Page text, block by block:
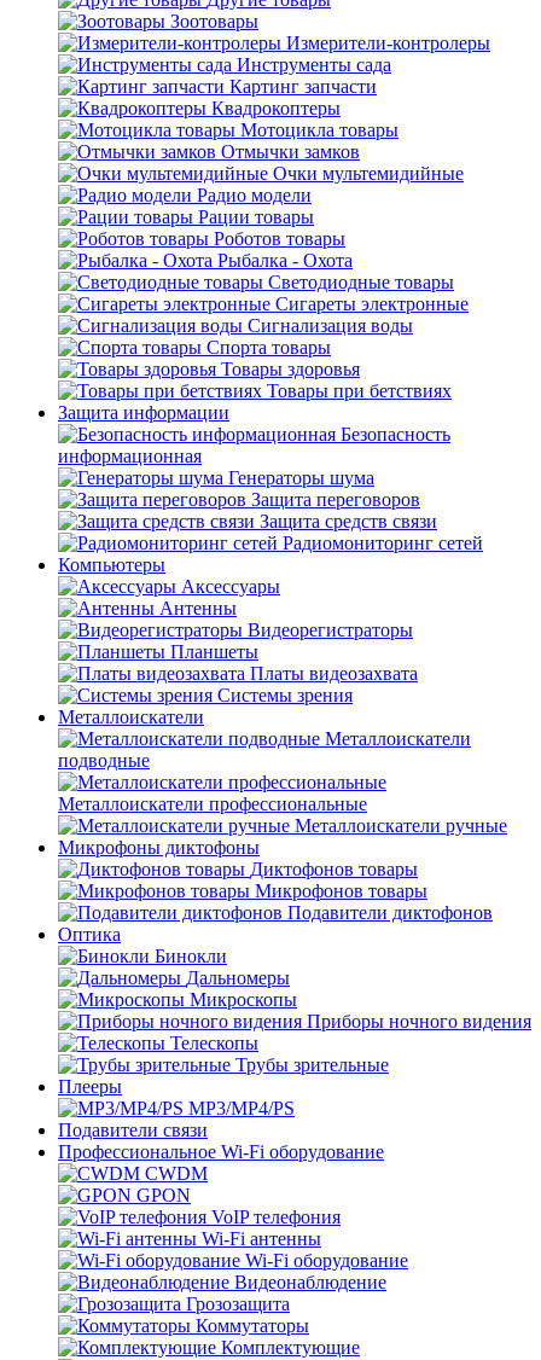
Зоотовары
Измерители-контролеры
Инструменты сада
Картинг запчасти
Квадрокоптеры
Мотоцикла товары
Отмычки замков
Очки мультемидийные
Радио модели
Рации товары
Роботов товары
Рыбалка - Охота
Светодиодные товары
Сигареты электронные
Сигнализация воды
Спорта товары
Товары здоровья
Товары при бетствиях
Защита информации
Безопасность
информационная
Генераторы шума
Защита переговоров
Защита средств связи
Радиомониторинг сетей
Компьютеры
Аксессуары
Антенны
Видеорегистраторы
Планшеты
Платы видеозахвата
Системы зрения
Металлоискатели
Металлоискатели
подводные
Металлоискатели профессиональные
Металлоискатели ручные
Микрофоны диктофоны
Диктофонов товары
Микрофонов товары
Подавители диктофонов
Оптика
Бинокли
Дальномеры
Микроскопы
Приборы ночного видения
Телескопы
Трубы зрительные
Плееры
MP3/MP4/PS
Подавители связи
Профессиональное Wi-Fi оборудование
CWDM
GPON
VoIP телефония
Wi-Fi антенны
Wi-Fi оборудование
Видеонаблюдение
Грозозащита
Коммутаторы
Комплектующие